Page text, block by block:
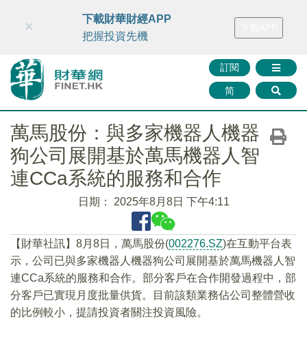
財華智庫網 FINTV FINMETA 財華證券 媒體矩陣
訂閱
简
×
下載財華財經APP
把握投資先機
萬馬股份：與多家機器人機器
狗公司展開基於萬馬機器人智
連CCa系統的服務和合作
日期： 2025年8月8日 下午4:11
【財華社訊】8月8日，萬馬股份(002276.SZ)在互動平台表
示，公司已與多家機器人機器狗公司展開基於萬馬機器人智
連CCa系統的服務和合作。部分客戶在合作開發過程中，部
分客戶已實現月度批量供貨。目前該類業務佔公司整體營收
的比例較小，提請投資者關注投資風險。